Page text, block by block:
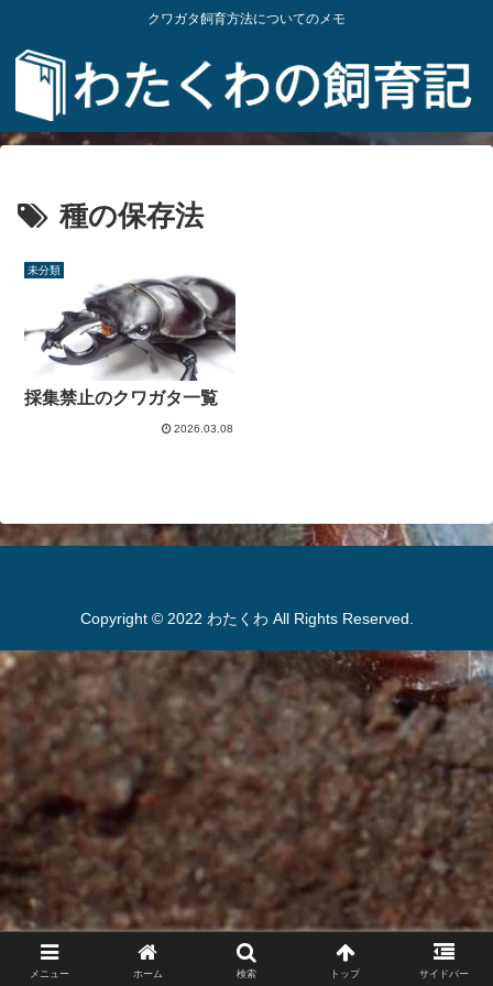
クワガタ飼育方法についてのメモ
種の保存法
未分類
採集禁止のクワガタ一覧
2026.03.08
Copyright © 2022 わたくわ All Rights Reserved.
メニュー ホーム 検索 トップ サイドバー